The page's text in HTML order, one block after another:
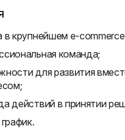
в крупнейшем e-
команда;
для развития
действий в принятии